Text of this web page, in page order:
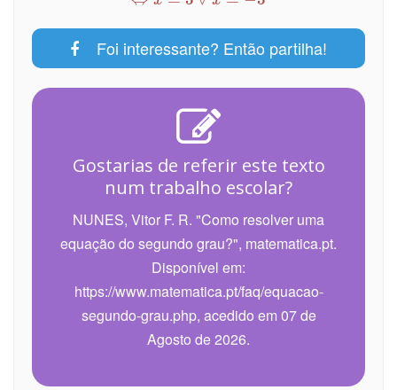
Foi interessante? Então partilha!
Gostarias de referir este texto
num trabalho escolar?
NUNES, Vitor F. R. "Como resolver uma
equação do segundo grau?", matematica.pt.
Disponível em:
https://www.matematica.pt/faq/equacao-
segundo-grau.php, acedido em 07 de
Agosto de 2026.